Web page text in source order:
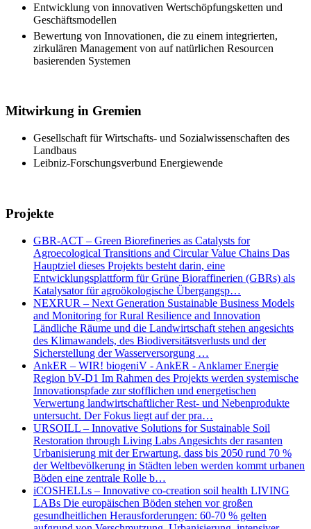
Entwicklung von innovativen Wertschöpfungsketten und
Geschäftsmodellen
Bewertung von Innovationen, die zu einem integrierten,
zirkulären Management von auf natürlichen Resourcen
basierenden Systemen
Mitwirkung in Gremien
Gesellschaft für Wirtschafts- und Sozialwissenschaften des
Landbaus
Leibniz-Forschungsverbund Energiewende
Projekte
GBR-ACT – Green Biorefineries as Catalysts for
Agroecological Transitions and Circular Value Chains Das
Hauptziel dieses Projekts besteht darin, eine
Entwicklungsplattform für Grüne Bioraffinerien (GBRs) als
Katalysator für agroökologische Übergangsp…
NEXRUR – Next Generation Sustainable Business Models
and Monitoring for Rural Resilience and Innovation
Ländliche Räume und die Landwirtschaft stehen angesichts
des Klimawandels, des Biodiversitätsverlusts und der
Sicherstellung der Wasserversorgung …
AnkER – WIR! biogeniV - AnkER - Anklamer Energie
Region bV-D1 Im Rahmen des Projekts werden systemische
Innovationspfade zur stofflichen und energetischen
Verwertung landwirtschaftlicher Rest- und Nebenprodukte
untersucht. Der Fokus liegt auf der pra…
URSOILL – Innovative Solutions for Sustainable Soil
Restoration through Living Labs Angesichts der rasanten
Urbanisierung mit der Erwartung, dass bis 2050 rund 70 %
der Weltbevölkerung in Städten leben werden kommt urbanen
Böden eine zentrale Rolle b…
iCOSHELLs – Innovative co-creation soil health LIVING
LABs Die europäischen Böden stehen vor großen
gesundheitlichen Herausforderungen: 60-70 % gelten